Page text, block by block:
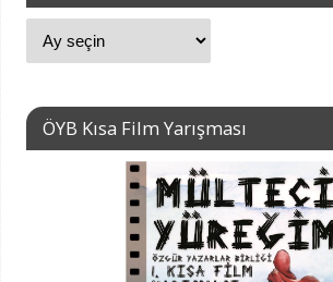
ÖYB Kısa Film Yarışması